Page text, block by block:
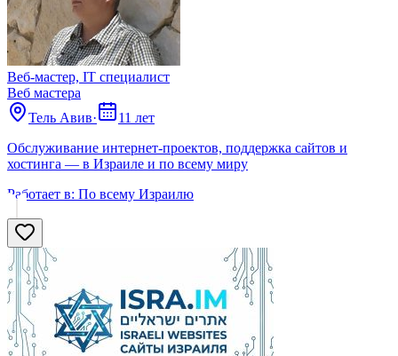
Веб-мастер, IT специалист
Веб мастера
Тель Авив·
11 лет
Обслуживание интернет-проектов, поддержка сайтов и
хостинга — в Израиле и по всему миру
Работает в: По всему Израилю